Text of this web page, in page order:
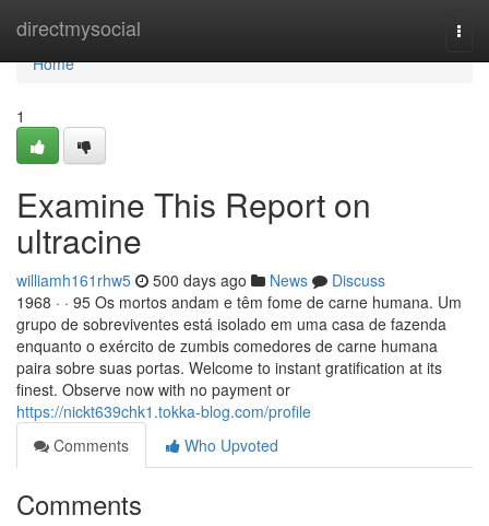
directmysocial
Home
Home
1
Examine This Report on
ultracine
williamh161rhw5 500 days ago News
Discuss
1968 · · 95 Os mortos andam e têm fome de carne humana. Um
grupo de sobreviventes está isolado em uma casa de fazenda
enquanto o exército de zumbis comedores de carne humana
paira sobre suas portas. Welcome to instant gratification at its
finest. Observe now with no payment or
https://nickt639chk1.tokka-blog.com/profile
Comments
Who Upvoted
Comments